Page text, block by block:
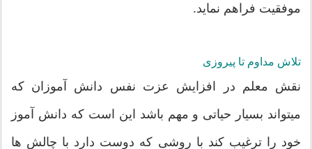
موفقیت فراهم نماید.
تلاش مداوم تا پیروزی
نقش معلم در افزایش عزت نفس دانش آموزان که
میتواند بسیار حیاتی و مهم باشد این است که دانش آموز
خود را ترغیب کند با روشی که دوست دارد با چالش ها